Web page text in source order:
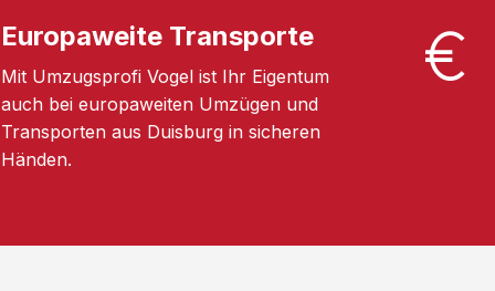
Europaweite Transporte
Mit Umzugsprofi Vogel ist Ihr Eigentum
auch bei europaweiten Umzügen und
Transporten aus Duisburg in sicheren
Händen.